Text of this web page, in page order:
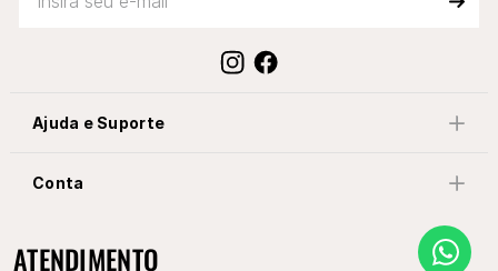
Ajuda e Suporte
Conta
ATENDIMENTO